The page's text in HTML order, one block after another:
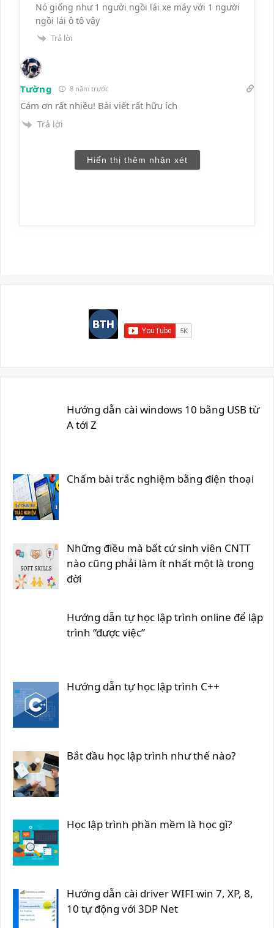
Nó giống như 1 người ngồi lái xe máy với 1 người
ngồi lái ô tô vậy
Trả lời
Tường 8 năm trước
Cám ơn rất nhiều! Bài viết rất hữu ích
Trả lời
Hiển thị thêm nhận xét
Hướng dẫn cài windows 10 bằng USB từ
A tới Z
Chấm bài trắc nghiệm bằng điện thoại
Những điều mà bất cứ sinh viên CNTT
nào cũng phải làm ít nhất một là trong
đời
Hướng dẫn tự học lập trình online để lập
trình “được việc”
Hướng dẫn tự học lập trình C++
Bắt đầu học lập trình như thế nào?
Học lập trình phần mềm là học gì?
Hướng dẫn cài driver WIFI win 7, XP, 8,
10 tự động với 3DP Net